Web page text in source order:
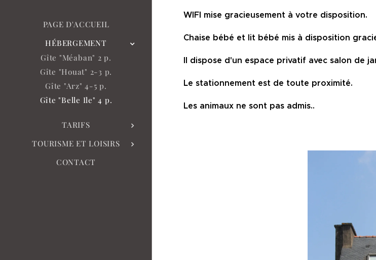
PAGE D'ACCUEIL
HÉBERGEMENT
Gîte "Méaban" 2 p.
Gîte "Houat" 2-3 p.
Gîte "Arz" 4-5 p.
Gîte "Belle Ile" 4 p.
TARIFS
TOURISME ET LOISIRS
CONTACT
WIFI mise gracieusement à votre disposition.
Chaise bébé et lit bébé mis à disposition
Il dispose d'un espace privatif avec salon de
Le stationnement est de toute proximité.
Les animaux ne sont pas admis..